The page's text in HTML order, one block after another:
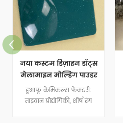
नया कस्टम डिज़ाइन डॉट्स
मेलामाइन मोल्डिंग पाउडर
हुआफू केमिकल्स फैक्टरी:
ताइवान प्रौद्योगिकी, शीर्ष रंग